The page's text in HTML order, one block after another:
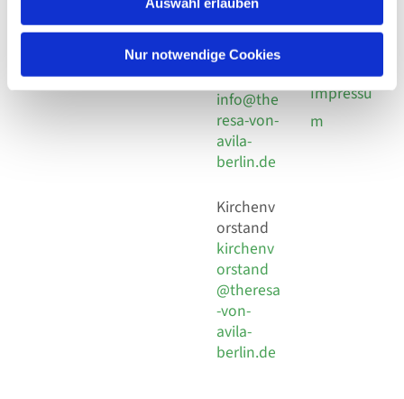
Nur notwendige Cookies
Leitender Pfarrer - Norbert
Pomplun
13086 Berlin
30 924 54
18
E-Mail
info@the
resa-von-
avila-
berlin.de
Kirchenv
orstand
kirchenv
orstand
@theresa
-von-
avila-
berlin.de
Social
Impressu
m